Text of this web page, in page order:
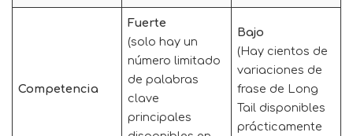
Competencia
Fuerte
(solo hay un
número limitado
de palabras
clave
principales
Bajo
(Hay cientos de
variaciones de
frase de Long
Tail disponibles
prácticamente